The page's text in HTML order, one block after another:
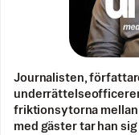
Journalisten,
friktionsytorna mellan
med gäster tar han